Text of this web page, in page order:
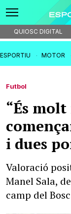
QUIOSC DIGITAL
MOTOR
Futbol
“És
i dues
Valoració
Manel Sala,
camp del